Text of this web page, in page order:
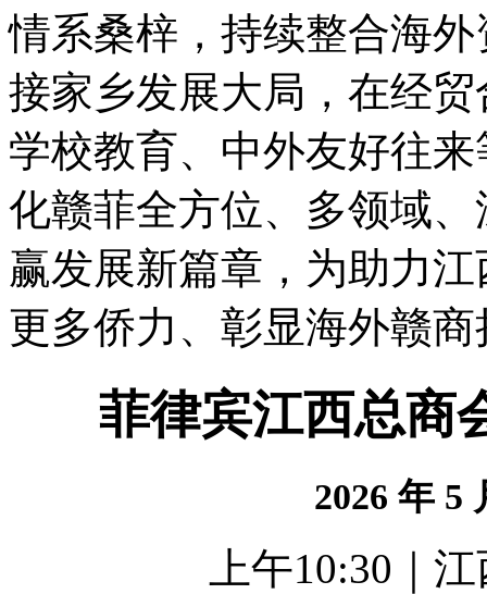
情系桑梓，持续整合海
接家乡发展大局，在经
学校教育、中外友好往
化赣菲全方位、多领域
赢发展新篇章，为助力
更多侨力、彰显海外赣商
菲律宾江西总商
2026 年 5
上午10:30｜